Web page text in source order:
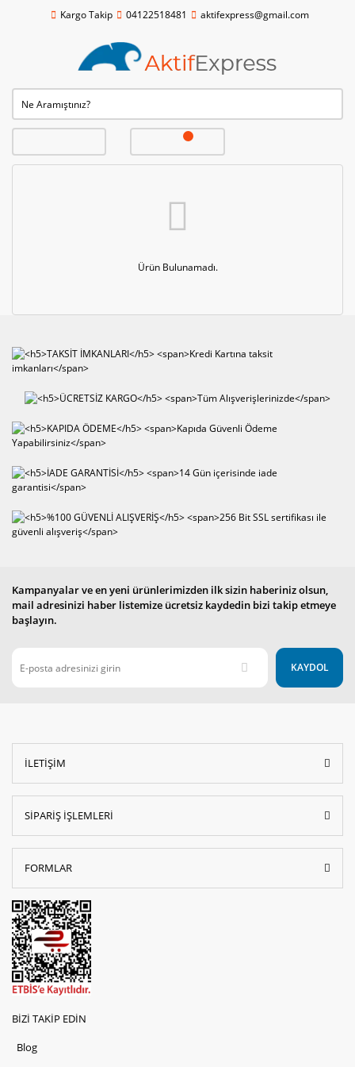
Kargo Takip 04122518481 aktifexpress@gmail.com
Ürün Bulunamadı.
Kampanyalar ve en yeni ürünlerimizden ilk sizin haberiniz olsun,
mail adresinizi haber listemize ücretsiz kaydedin bizi takip etmeye
başlayın.
KAYDOL
İLETİŞİM
SİPARİŞ İŞLEMLERİ
FORMLAR
BİZİ TAKİP EDİN
Blog